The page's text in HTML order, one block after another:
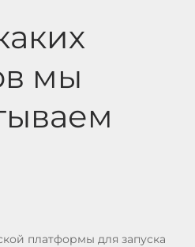
мы
платформы для запуска